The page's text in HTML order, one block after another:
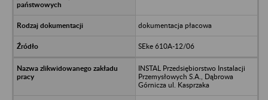
dokumentacja płacowa
SEke 610A-12/06
INSTAL Przedsiębiorstwo Instalacji
Przemysłowych S.A., Dąbrowa
Górnicza ul. Kasprzaka